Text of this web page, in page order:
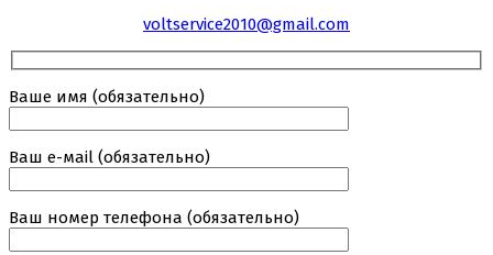
voltservice2010@gmail.com
Ваше имя (обязательно)
Ваш е-маil (обязательно)
Ваш номер телефона (обязательно)